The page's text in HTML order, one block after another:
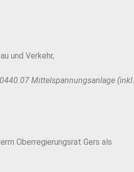
und Verkehr,
Mittelspannungsanlage (inkl.
Oberregierungsrat Gers als